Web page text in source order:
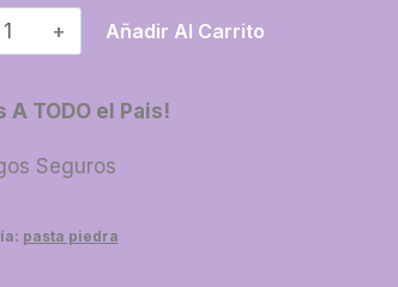
Añadir Al Carrito
A TODO el Pais!
Seguros
pasta piedra